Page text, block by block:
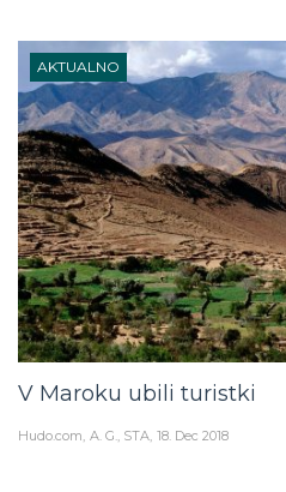
AKTUALNO
V Maroku ubili turistki
Hudo.com A. G., STA 18. Dec 2018